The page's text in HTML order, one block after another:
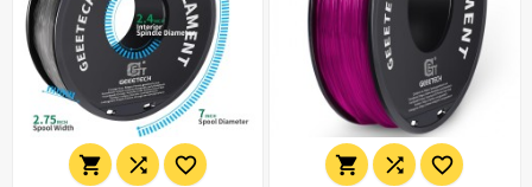
     